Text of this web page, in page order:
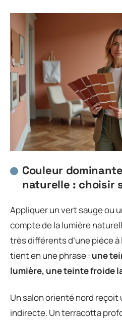
Couleur
naturelle : choisir
Appliquer un vert sauge ou
compte de la lumière
très différents d’une pièce à
tient en une phrase : une
lumière, une teinte froide
Un salon orienté nord
indirecte. Un terracotta